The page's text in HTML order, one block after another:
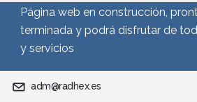
Página web en construcción,
terminada y podrá disfrutar de
y servicios
adm@radhex.es